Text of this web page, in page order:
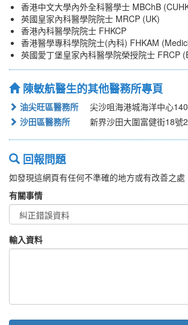
香港中文大學內外全科醫學士 MBChB
英國皇家內科醫學院院士 MRCP (UK)
香港內科醫學院院士 FHKCP
香港醫學專科學院院士(內科) FHKAM
英國愛丁堡皇家內科醫學院榮授院士 FRCP
陳敏航醫生的其他醫務所專頁
油尖旺區醫務所
尖沙咀海港城海洋中心
沙田區醫務所
新界沙田大圍富健街18號
回報問題
如發現這網頁有任何不準確的地方或有改善之處
有關事情
輸入資料